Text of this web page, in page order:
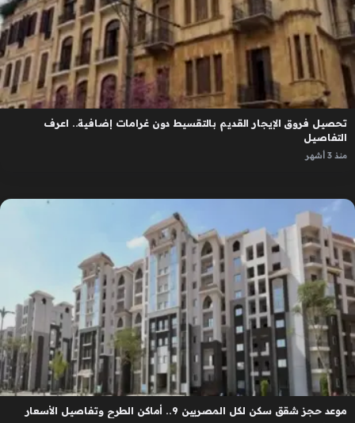
تحصيل فروق الإيجار القديم بالتقسيط دون غرامات إضافية.. اعرف
التفاصيل
منذ 3 أشهر
موعد حجز شقق سكن لكل المصريين 9.. أماكن الطرح وتفاصيل الأسعار